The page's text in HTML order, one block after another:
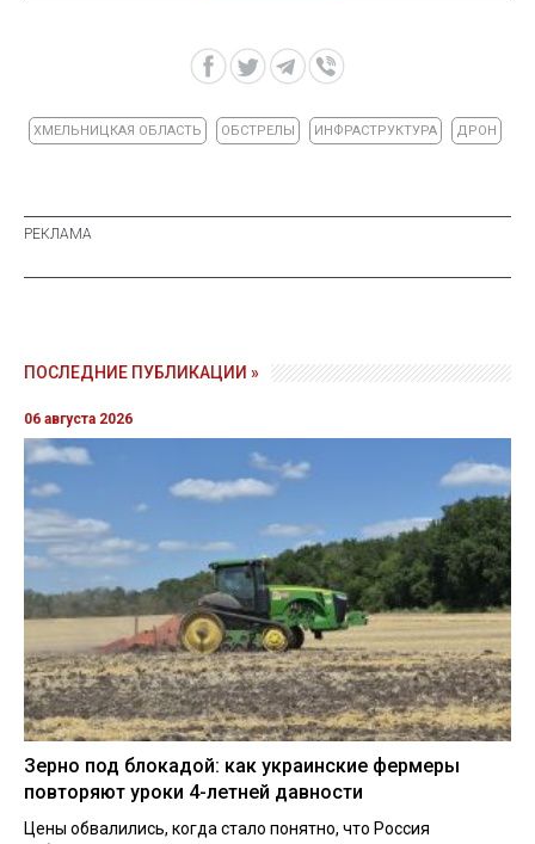
ХМЕЛЬНИЦКАЯ ОБЛАСТЬ ОБСТРЕЛЫ ИНФРАСТРУКТУРА ДРОН
ПОСЛЕДНИЕ ПУБЛИКАЦИИ »
06 августа 2026
Зерно под блокадой: как украинские фермеры
повторяют уроки 4-летней давности
Цены обвалились, когда стало понятно, что Россия